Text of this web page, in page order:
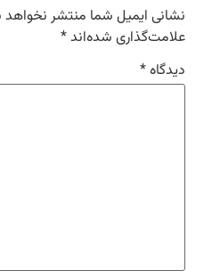
نشانی ایمیل شما منتشر
علامت‌گذاری شده‌اند*
دیدگاه*